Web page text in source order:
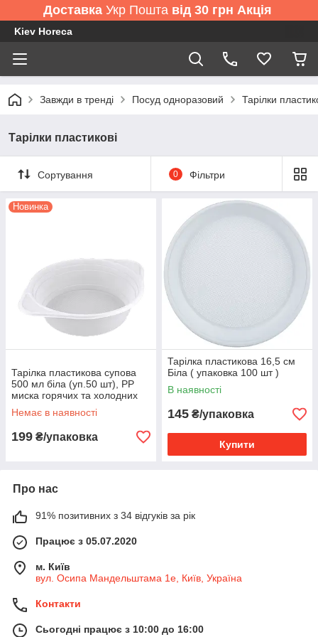
ДоставкаУкр Пошта від 30 грн Акція
Kiev Horeca
Завжди в тренді Посуд одноразовий Тарілки
Тарілки пластикові
Сортування 0 Фільтри
Новинка
Тарілка пластикова супова
500 мл біла (уп.50 шт), PP
миска горячих та холодних
страв
Немає в наявності
199 ₴/упаковка
Тарілка пластикова 16,5 см
Біла ( упаковка 100 шт )
В наявності
145 ₴/упаковка
Купити
Про нас
91% позитивних з 34 відгуків за рік
Працює з 05.07.2020
м. Київ
вул. Осипа Мандельштама 1е, Київ, Україна
Контакти
Сьогодні працює з 10:00 до 16:00